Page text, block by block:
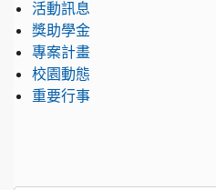
活動訊息
獎助學金
專案計畫
校園動態
重要行事